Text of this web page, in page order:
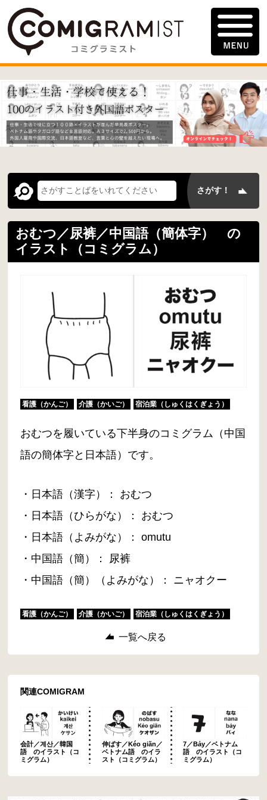
おむつ／尿裤／中国語（簡体字） の
イラスト（コミグラム）
看護（かんご） 介護（かいご） 宿泊業（しゅくはくぎょう）
おむつを履いている下半身のコミグラム（中国
語の簡体字と日本語）です。
・日本語（漢字）： おむつ
・日本語（ひらがな）： おむつ
・日本語（よみがな）： omutu
・中国語（簡）： 尿裤
・中国語（簡）（よみがな）： ニャオクー
看護（かんご） 介護（かいご） 宿泊業（しゅくはくぎょう）
一覧へ戻る
関連COMIGRAM
会計／계산／韓国
語 のイラスト（コ
ミグラム）
伸ばす／Kéo giãn／
ベトナム語 のイラ
スト（コミグラム）
7／Bảy／ベトナム
語 のイラスト（コ
ミグラム）